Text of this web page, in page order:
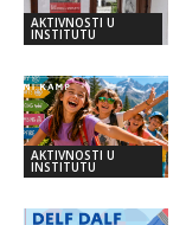
AKTIVNOSTI U
INSTITUTU
AKTIVNOSTI U
INSTITUTU